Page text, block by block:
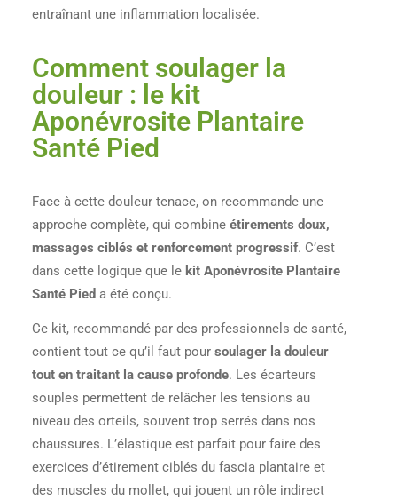
entraînant une inflammation localisée.
Comment soulager la
douleur : le kit
Aponévrosite Plantaire
Santé Pied
Face à cette douleur tenace, on recommande une
approche complète, qui combineétirements doux,
massages ciblés et renforcement progressif. C’est
dans cette logique que le kit Aponévrosite Plantaire
Santé Pied a été conçu.
Ce kit, recommandé par des professionnels de santé,
contient tout ce qu’il faut poursoulager la douleur
tout en traitant la cause profonde. Les écarteurs
souples permettent de relâcher les tensions au
niveau des orteils, souvent trop serrés dans nos
chaussures. L’élastique est parfait pour faire des
exercices d’étirement ciblés du fascia plantaire et
des muscles du mollet, qui jouent un rôle indirect